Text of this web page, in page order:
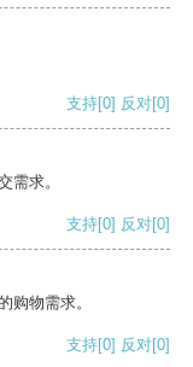
支持[0] 反对[0]
需求。
支持[0] 反对[0]
购物需求。
支持[0] 反对[0]